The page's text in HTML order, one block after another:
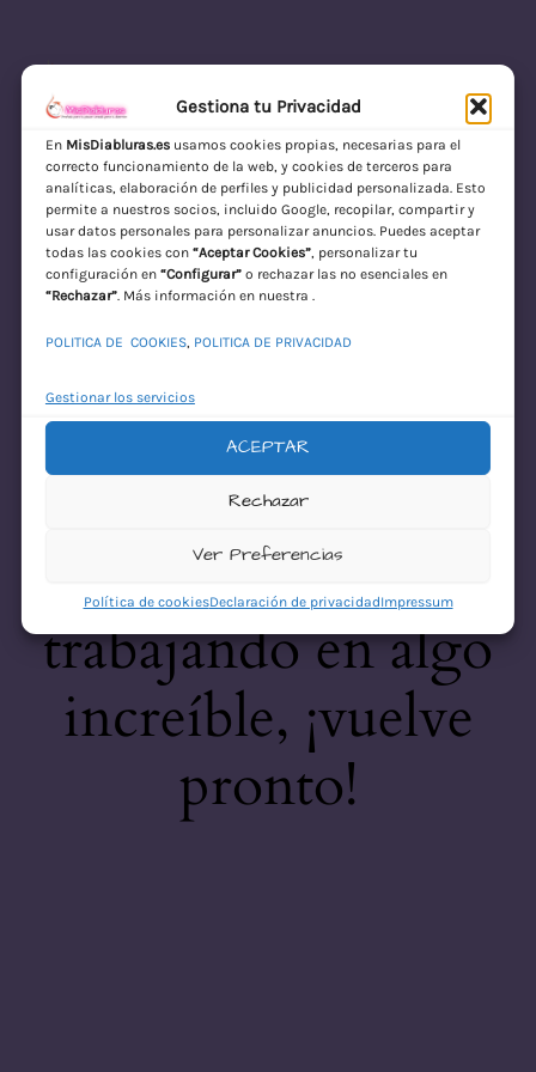
Gestiona tu Privacidad
En MisDiabluras.esusamos cookies propias, necesarias para el
correcto funcionamiento de la web, y cookies de terceros para
analíticas, elaboración de perfiles y publicidad personalizada. Esto
permite a nuestros socios, incluido Google, recopilar, compartir y
usar datos personales para personalizar anuncios. Puedes aceptar
todas las cookies con “Aceptar Cookies”, personalizar tu
configuración en “Configurar”o rechazar las no esenciales en
“Rechazar”. Más información en nuestra .
POLITICA DE COOKIES, POLITICA DE PRIVACIDAD
Gestionar los servicios
ACEPTAR
Rechazar
Ver Preferencias
Política de cookiesDeclaración de privacidadImpressum
MisDiabluras | Sexshop Online con Envío
Discreto en España
Acceder
¡Disculpa este
desastre! Estamos
trabajando en algo
increíble, ¡vuelve
pronto!